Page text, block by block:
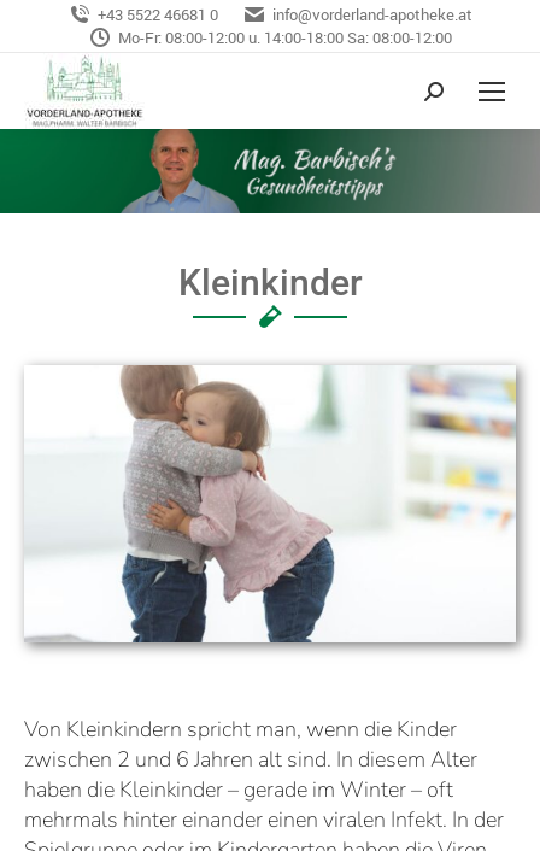
+43 5522 46681 0
info@vorderland-apotheke.at
Mo-Fr: 08:00-12:00 u. 14:00-18:00 Sa: 08:00-12:00
Kleinkinder
Von Kleinkindern spricht man, wenn die Kinder
zwischen 2 und 6 Jahren alt sind. In diesem Alter
haben die Kleinkinder – gerade im Winter – oft
mehrmals hinter einander einen viralen Infekt. In der